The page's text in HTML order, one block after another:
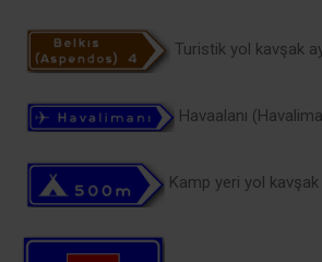
Turistik yol kavşak
Havaalanı
Kamp yeri yol kavşak